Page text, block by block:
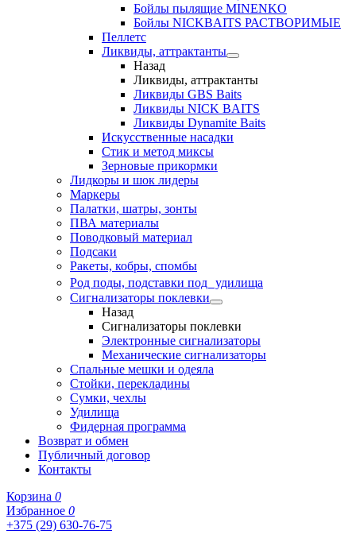
Бойлы пылящие MINENKO
Бойлы NICKBAITS РАСТВОРИМЫЕ
Пеллетс
Ликвиды, аттрактанты
Назад
Ликвиды, аттрактанты
Ликвиды GBS Baits
Ликвиды NICK BAITS
Ликвиды Dynamite Baits
Искусственные насадки
Стик и метод миксы
Зерновые прикормки
Лидкоры и шок лидеры
Маркеры
Палатки, шатры, зонты
ПВА материалы
Поводковый материал
Подсаки
Ракеты, кобры, спомбы
Род поды, подставки под удилища
Сигнализаторы поклевки
Назад
Сигнализаторы поклевки
Электронные сигнализаторы
Механические сигнализаторы
Спальные мешки и одеяла
Стойки, перекладины
Сумки, чехлы
Удилища
Фидерная программа
Возврат и обмен
Публичный договор
Контакты
Корзина 0
Избранное 0
+375 (29) 630-76-75